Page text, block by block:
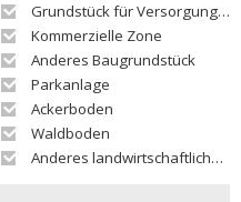
Grundstück für Versorgungseinrichtungen
Kommerzielle Zone
Anderes Baugrundstück
Parkanlage
Ackerboden
Waldboden
Anderes landwirtschaftliches Grundstück